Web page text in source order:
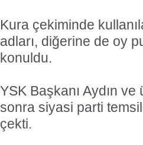
Kura çekiminde
adları, diğerine de oy
konuldu.
YSK Başkanı Aydın
sonra siyasi parti
çekti.